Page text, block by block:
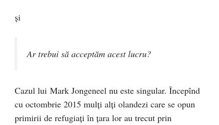
și
Ar trebui să acceptăm acest lucru?
Cazul lui Mark Jongeneel nu este singular. Începînd
cu octombrie 2015 mulți alți olandezi care se opun
primirii de refugiați în țara lor au trecut prin